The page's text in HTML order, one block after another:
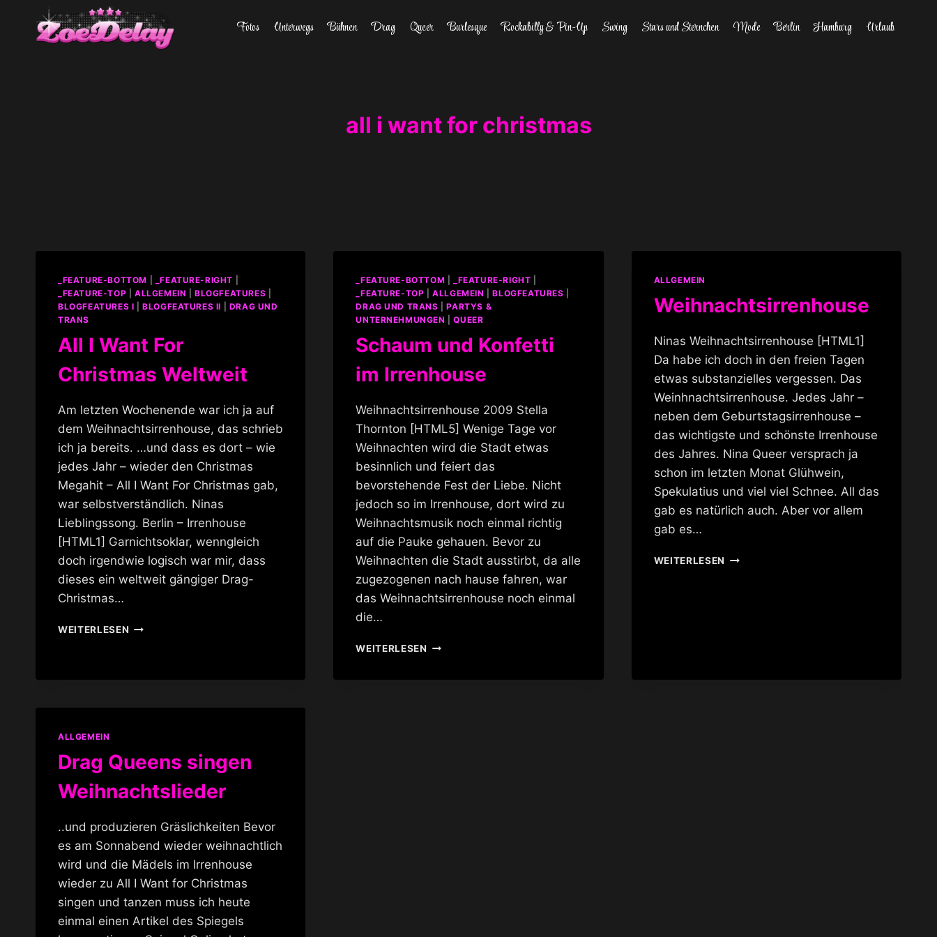
springen
Fotos Unterwegs Bühnen Drag Queer Burlesque Rockabilly & Pin-Up Swing Stars und Sternchen Mode Berlin Hamburg Urlaub
all i want for christmas
_FEATURE-BOTTOM _FEATURE-RIGHT
_FEATURE-TOP
ALLGEMEIN |BLOGFEATURES
BLOGFEATURES I |BLOGFEATURES II
DRAG UND
TRANS
All I Want For
Christmas Weltweit
Am letzten Wochenende war ich ja auf
dem Weihnachtsirrenhouse, das schrieb
ich ja bereits. …und dass es dort – wie
jedes Jahr – wieder den Christmas
Megahit – All I Want For Christmas gab,
war selbstverständlich. Ninas
Lieblingssong. Berlin – Irrenhouse
[HTML1] Garnichtsoklar, wenngleich
doch irgendwie logisch war mir, dass
dieses ein weltweit gängiger Drag-
Christmas…
WEITERLESENALL
_FEATURE-BOTTOM _FEATURE-RIGHT
_FEATURE-TOP |ALLGEMEIN |BLOGFEATURES
DRAG UND TRANS |PARTYS &
UNTERNEHMUNGEN
|QUEER
Schaum und Konfetti
im Irrenhouse
Weihnachtsirrenhouse 2009 Stella
Thornton [HTML5] Wenige Tage vor
Weihnachten wird die Stadt etwas
besinnlich und feiert das
bevorstehende Fest der Liebe. Nicht
jedoch so im Irrenhouse, dort wird zu
Weihnachtsmusik noch einmal richtig
auf die Pauke gehauen. Bevor zu
Weihnachten die Stadt ausstirbt, da alle
zugezogenen nach hause fahren, war
das Weihnachtsirrenhouse noch einmal
die…
WEITERLESENSCHAUM
ALLGEMEIN
Weihnachtsirrenhouse
Ninas Weihnachtsirrenhouse [HTML1]
Da habe ich doch in den freien Tagen
etwas substanzielles vergessen. Das
Weinhnachtsirrenhouse. Jedes Jahr –
neben dem Geburtstagsirrenhouse –
das wichtigste und schönste Irrenhouse
des Jahres. Nina Queer versprach ja
schon im letzten Monat Glühwein,
Spekulatius und viel viel Schnee. All das
gab es natürlich auch. Aber vor allem
gab es…
WEITERLESEN WEIHNACHTSIRRENHOUSE
ALLGEMEIN
Drag Queens singen
Weihnachtslieder
..und produzieren Gräslichkeiten Bevor
es am Sonnabend wieder weihnachtlich
wird und die Mädels im Irrenhouse
wieder zu All I Want for Christmas
singen und tanzen muss ich heute
einmal einen Artikel des Spiegels